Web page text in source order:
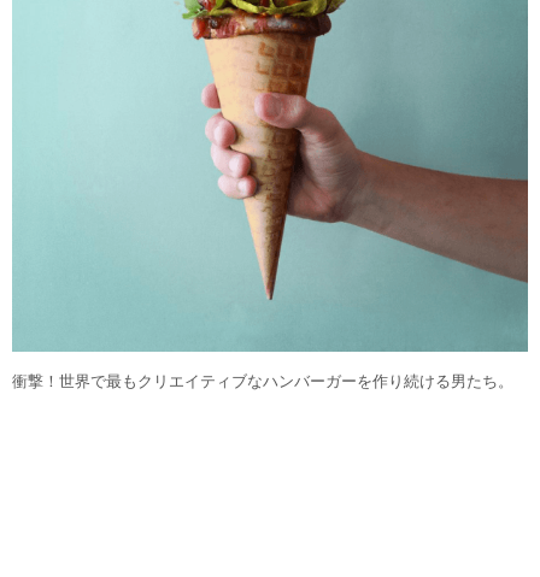
衝撃！世界で最もクリエイティブなハンバーガーを作り続ける男たち。